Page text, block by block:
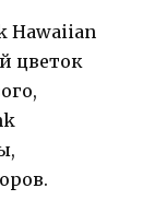
Hawaiian
цветок